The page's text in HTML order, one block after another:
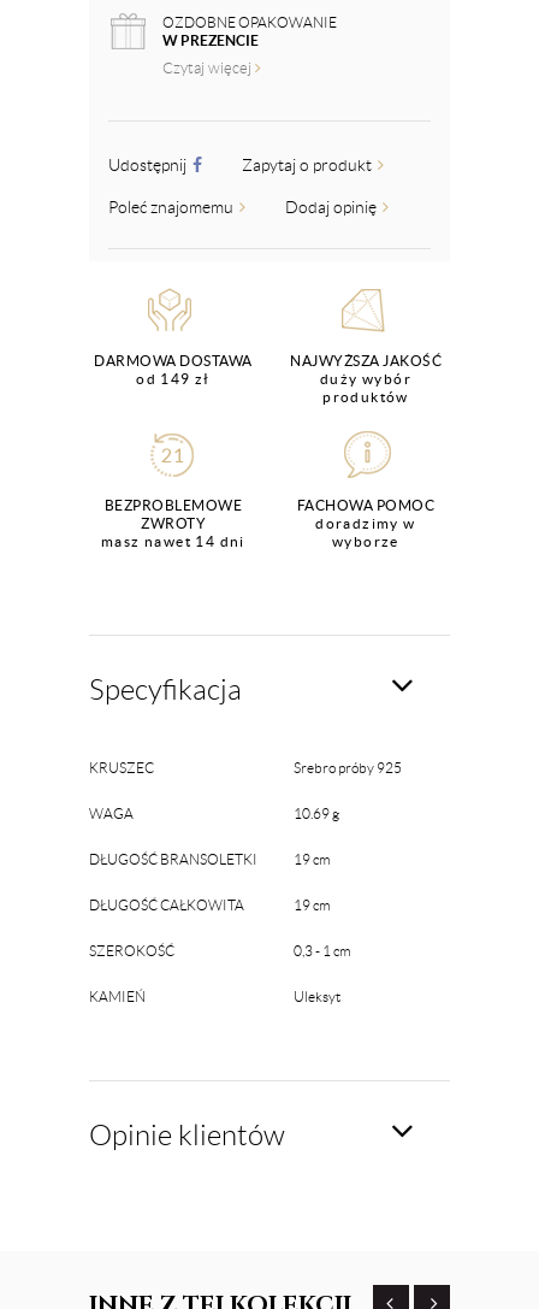
OZDOBNE OPAKOWANIE
W PREZENCIE
Czytaj więcej
Udostępnij Zapytaj o produkt
Poleć znajomemu Dodaj opinię
DARMOWA DOSTAWA
od 149 zł
NAJWYŻSZA JAKOŚĆ
duży wybór
produktów
BEZPROBLEMOWE
ZWROTY
masz nawet 14 dni
FACHOWA POMOC
doradzimy w
wyborze
Specyfikacja
KRUSZEC Srebro próby 925
WAGA 10.69 g
DŁUGOŚĆ BRANSOLETKI 19 cm
DŁUGOŚĆ CAŁKOWITA 19 cm
SZEROKOŚĆ 0,3 - 1 cm
KAMIEŃ Uleksyt
Opinie klientów